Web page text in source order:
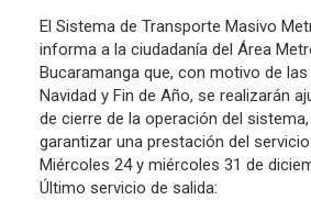
El Sistema de Transporte Masivo
informa a la ciudadanía del Área
Bucaramanga que, con motivo de
Navidad y Fin de Año, se realizarán
de cierre de la operación del
garantizar una prestación del
Miércoles 24 y miércoles 31 de
Último servicio de salida: